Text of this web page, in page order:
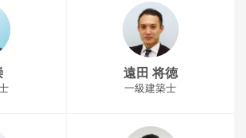
遠田 将徳
一級建築士